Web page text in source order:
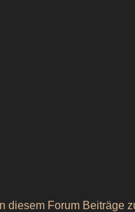
diesem Forum Beiträge